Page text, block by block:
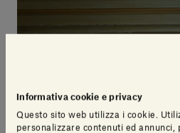
Informativa cookie e privacy
Questo sito web utilizza i cookie.
personalizzare contenuti ed